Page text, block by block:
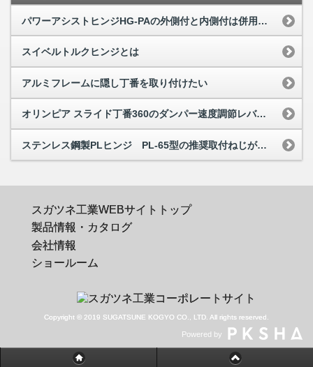
パワーアシストヒンジHG-PAの外側付と内側付は併用できますか
スイベルトルクヒンジとは
アルミフレームに隠し丁番を取り付けたい
オリンピア スライド丁番360のダンパー速度調節レバーは全ての丁番の設定を合わせない...
ステンレス鋼製PLヒンジ PL-65型の推奨取付ねじが知りたい
スガツネ工業WEBサイトトップ
製品情報・カタログ
会社情報
ショールーム
Copyright © 2019 SUGATSUNE KOGYO CO., LTD. All rights reserved.
Powered by